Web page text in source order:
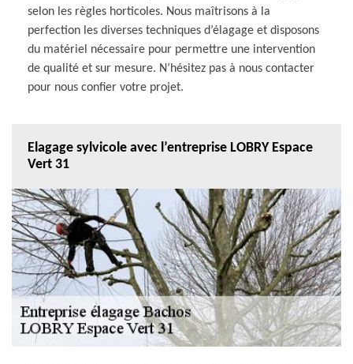
selon les règles horticoles. Nous maîtrisons à la
perfection les diverses techniques d’élagage et disposons
du matériel nécessaire pour permettre une intervention
de qualité et sur mesure. N’hésitez pas à nous contacter
pour nous confier votre projet.
Elagage sylvicole avec l’entreprise LOBRY Espace
Vert 31